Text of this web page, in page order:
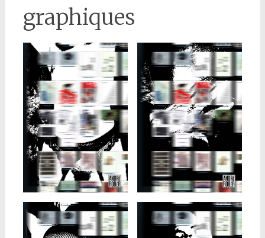
graphiques